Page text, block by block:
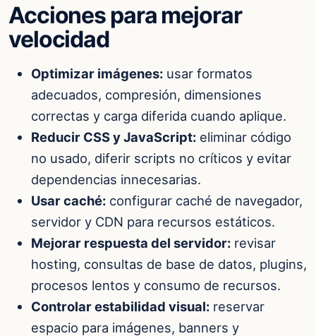
Acciones para mejorar
velocidad
Optimizar imágenes: usar formatos
adecuados, compresión, dimensiones
correctas y carga diferida cuando aplique.
Reducir CSS y JavaScript: eliminar código
no usado, diferir scripts no críticos y evitar
dependencias innecesarias.
Usar caché: configurar caché de navegador,
servidor y CDN para recursos estáticos.
Mejorar respuesta del servidor: revisar
hosting, consultas de base de datos, plugins,
procesos lentos y consumo de recursos.
Controlar estabilidad visual: reservar
espacio para imágenes, banners y